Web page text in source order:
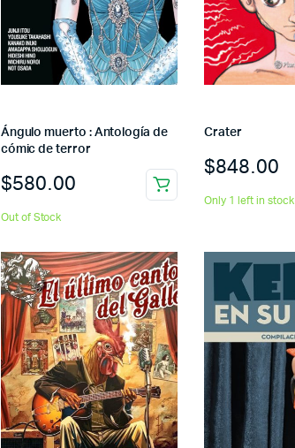
Ángulo muerto : Antología de
cómic de terror
$580.00
Out of Stock
Crater
$848.00
Only 1 left in stock